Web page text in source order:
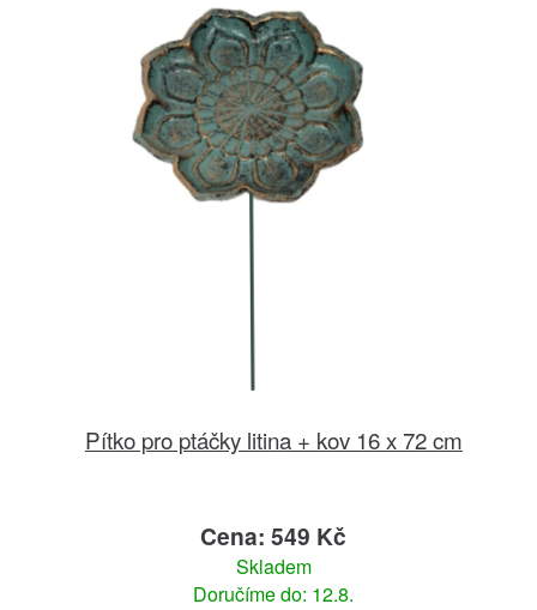
Pítko pro ptáčky litina + kov 16 x 72 cm
Cena: 549 Kč
Skladem
Doručíme do: 12.8.